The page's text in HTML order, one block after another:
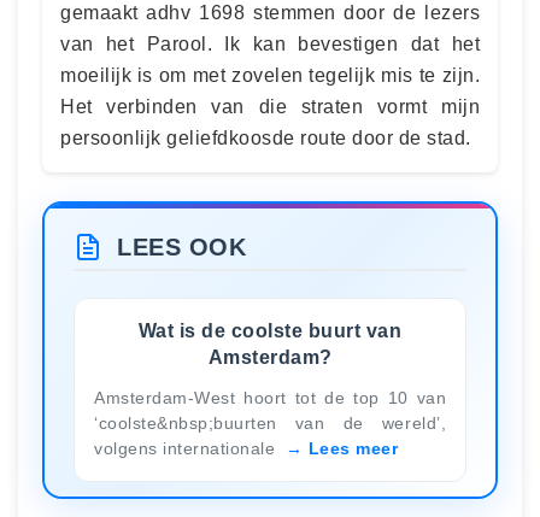
gemaakt adhv 1698 stemmen door de lezers
van het Parool. Ik kan bevestigen dat het
moeilijk is om met zovelen tegelijk mis te zijn.
Het verbinden van die straten vormt mijn
persoonlijk geliefdkoosde route door de stad.
LEES OOK
Wat is de coolste buurt van
Amsterdam?
Amsterdam-West hoort tot de top 10 van
‘coolste&nbsp;buurten van de wereld’,
volgens internationale
Lees meer